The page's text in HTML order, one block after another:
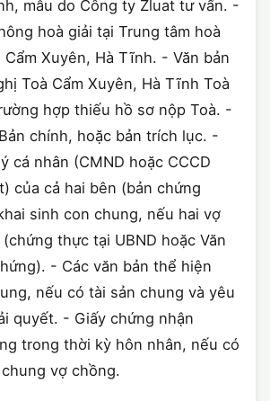
mẫu do Công ty Zluat tư vấn. -
hoà giải tại Trung tâm hoà
Cẩm Xuyên, Hà Tĩnh. - Văn bản
Toà Cẩm Xuyên, Hà Tĩnh Toà
hợp thiếu hồ sơ nộp Toà. -
chính, hoặc bản trích lục. -
cá nhân (CMND hoặc CCCD
của cả hai bên (bản chứng
sinh con chung, nếu hai vợ
thực tại UBND hoặc Văn
- Các văn bản thể hiện
nếu có tài sản chung và yêu
quyết. - Giấy chứng nhận
trong thời kỳ hôn nhân, nếu có
vợ chồng.